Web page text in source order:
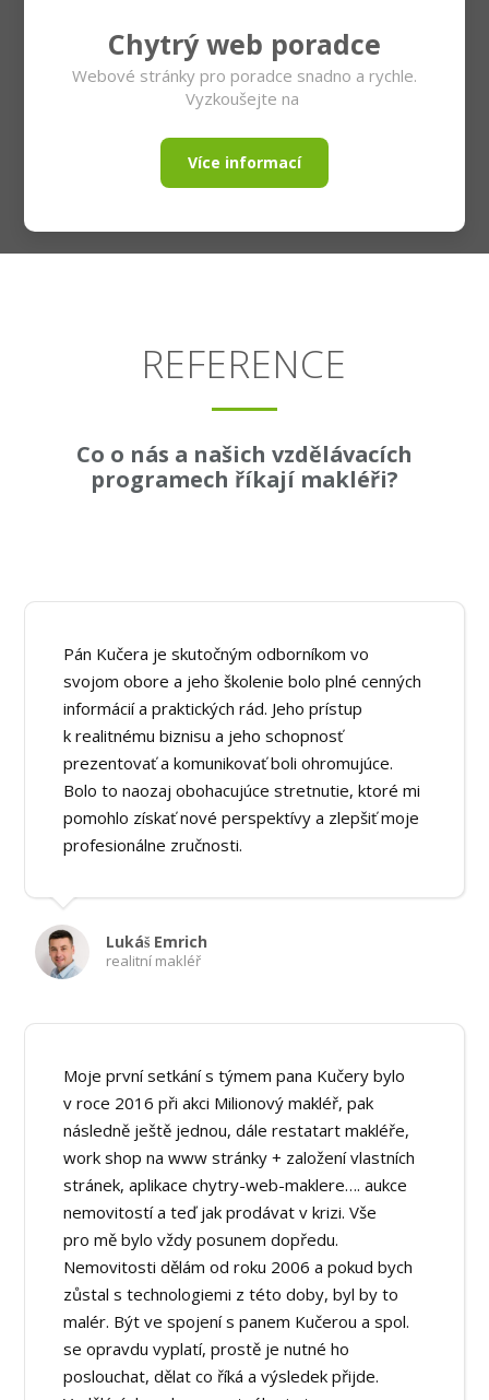
Chytrý web poradce
Webové stránky pro poradce snadno a rychle.
Vyzkoušejte na
Více informací
REFERENCE
Co o nás a našich vzdělávacích
programech říkají makléři?
Pán Kučera je skutočným odborníkom vo
svojom obore a jeho školenie bolo plné cenných
informácií a praktických rád. Jeho prístup
k realitnému biznisu a jeho schopnosť
prezentovať a komunikovať boli ohromujúce.
Bolo to naozaj obohacujúce stretnutie, ktoré mi
pomohlo získať nové perspektívy a zlepšiť moje
profesionálne zručnosti.
Lukáš Emrich
realitní makléř
Moje první setkání s týmem pana Kučery bylo
v roce 2016 při akci Milionový makléř, pak
následně ještě jednou, dále restatart makléře,
work shop na www stránky + založení vlastních
stránek, aplikace chytry-web-maklere…. aukce
nemovitostí a teď jak prodávat v krizi. Vše
pro mě bylo vždy posunem dopředu.
Nemovitosti dělám od roku 2006 a pokud bych
zůstal s technologiemi z této doby, byl by to
malér. Být ve spojení s panem Kučerou a spol.
se opravdu vyplatí, prostě je nutné ho
poslouchat, dělat co říká a výsledek přijde.